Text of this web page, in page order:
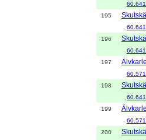
195
196
197
198
199
200